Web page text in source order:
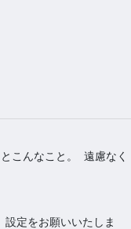
こんなこと。 遠慮なく
定をお願いいたしま